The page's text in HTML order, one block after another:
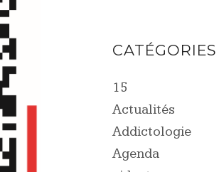
CATÉGORIES
15
Actualités
Addictologie
Agenda